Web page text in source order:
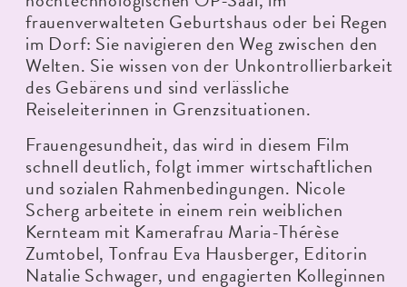
frauenverwalteten Geburtshaus oder bei Regen
im Dorf: Sie navigieren den Weg zwischen den
Welten. Sie wissen von der Unkontrollierbarkeit
des Gebärens und sind verlässliche
Reiseleiterinnen in Grenzsituationen.
Frauengesundheit, das wird in diesem Film
schnell deutlich, folgt immer wirtschaftlichen
und sozialen Rahmenbedingungen. Nicole
Scherg arbeitete in einem rein weiblichen
Kernteam mit Kamerafrau Maria-Thérèse
Zumtobel, Tonfrau Eva Hausberger, Editorin
Natalie Schwager, und engagierten Kolleginnen